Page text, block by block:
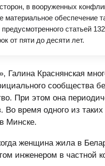
в вооруженных
обеспечение
статьей
от пяти до десяти лет.
Галина Краснянская
сообщества
При этом она
Во время одного из
Минске.
женщина жила в
инженером в частной